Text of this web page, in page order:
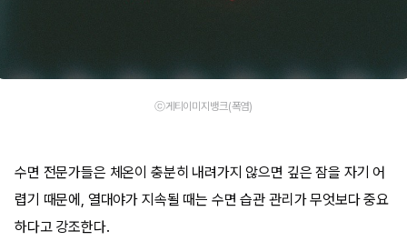
ⓒ게티이미지뱅크(폭염)
수면 전문가들은 체온이 충분히 내려가지 않으면 깊은 잠을 자기 어
렵기 때문에, 열대야가 지속될 때는 수면 습관 관리가 무엇보다 중요
하다고 강조한다.